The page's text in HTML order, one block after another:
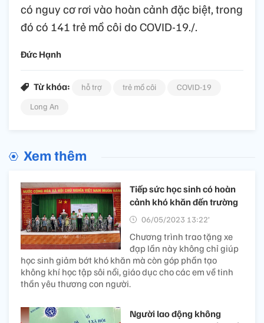
có nguy cơ rơi vào hoàn cảnh đặc biệt, trong
đó có 141 trẻ mồ côi do COVID-19./.
Đức Hạnh
Từ khóa: hỗ trợ trẻ mồ côi
COVID-19
Long An
Xem thêm
Tiếp sức học sinh có hoàn
cảnh khó khăn đến trường
06/05/2023 13:22’
Chương trình trao tặng xe
đạp lần này không chỉ giúp
học sinh giảm bớt khó khăn mà còn góp phần tạo
không khí học tập sôi nổi, giáo dục cho các em về tinh
thần yêu thương con người.
Người lao động không